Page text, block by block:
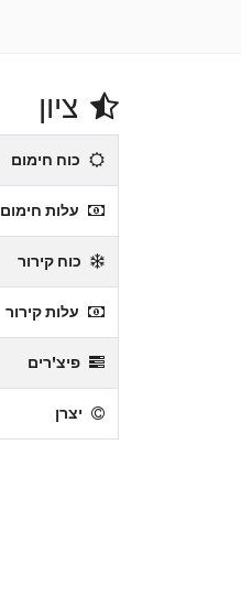
ציון
כוח חימום
עלות חימום
כוח קירור
עלות קירור
פיצ'רים
יצרן